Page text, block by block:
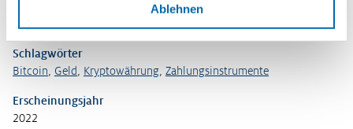
Ablehnen
Schlagwörter
Bitcoin
Geld Kryptowährung Zahlungsinstrumente
Erscheinungsjahr
2022